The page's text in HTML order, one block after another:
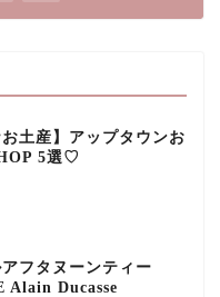
お土産】アップタウンお
5選♡
フタヌーンティー
Alain Ducasse